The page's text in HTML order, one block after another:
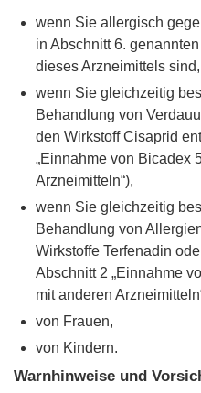
wenn Sie allergisch
in Abschnitt 6.
dieses Arzneimittels sind,
wenn Sie gleichzeitig
Behandlung von
den Wirkstoff Cisaprid
„Einnahme von Bicadex
Arzneimitteln“),
wenn Sie gleichzeitig
Behandlung von
Wirkstoffe Terfenadin
Abschnitt 2 „Einnahme
mit anderen
von Frauen,
von Kindern.
Warnhinweise und